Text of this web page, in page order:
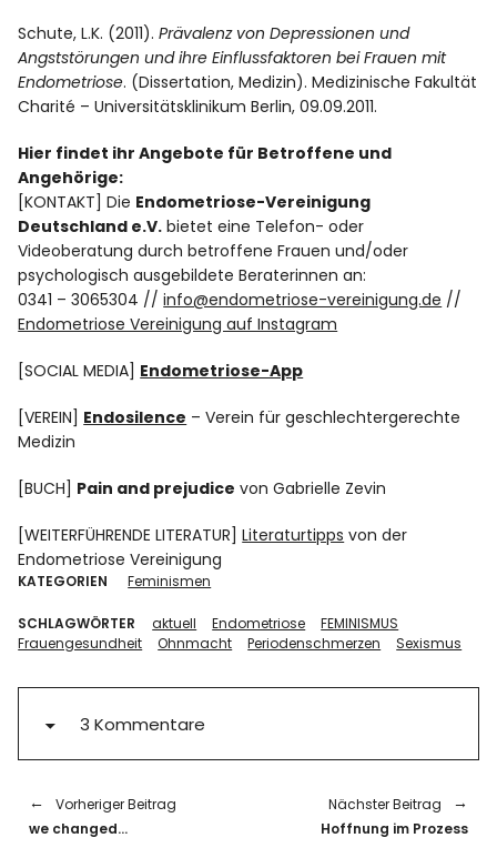
Schute, L.K. (2011).Prävalenz von Depressionen und
Angststörungen und ihre Einflussfaktoren bei Frauen mit
Endometriose. (Dissertation, Medizin). Medizinische Fakultät
Charité – Universitätsklinikum Berlin, 09.09.2011.
Hier findet ihr Angebote für Betroffene und
Angehörige:
[KONTAKT] Die Endometriose-Vereinigung
Deutschland e.V. bietet eine Telefon- oder
Videoberatung durch betroffene Frauen und/oder
psychologisch ausgebildete Beraterinnen an:
0341 – 3065304 //info@endometriose-vereinigung.de //
Endometriose Vereinigung auf Instagram
[SOCIAL MEDIA] Endometriose-App
[VEREIN] Endosilence – Verein für geschlechtergerechte
Medizin
[BUCH] Pain and prejudice von Gabrielle Zevin
[WEITERFÜHRENDE LITERATUR]Literaturtipps von der
Endometriose Vereinigung
KATEGORIEN Feminismen
SCHLAGWÖRTER aktuell Endometriose
FEMINISMUS
Frauengesundheit
Ohnmacht Periodenschmerzen Sexismus
3 Kommentare
Vorheriger Beitrag
we changed…
Nächster Beitrag
Hoffnung im Prozess